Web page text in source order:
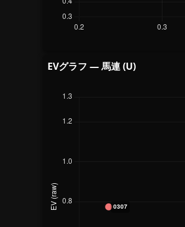
EVグラフ — 馬連 (U)